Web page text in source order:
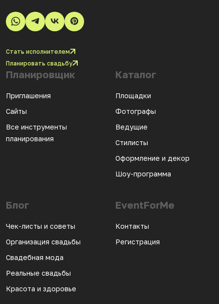
Стать исполнителем
Планировать свадьбу
Планировщик
Приглашения
Сайты
Все инструменты
планирования
Каталог
Площадки
Фотографы
Ведущие
Стилисты
Оформление и декор
Шоу-программа
Блог
Чек-листы и советы
Организация свадьбы
Свадебная мода
Реальные свадьбы
Красота и здоровье
EventForMe
Контакты
Регистрация